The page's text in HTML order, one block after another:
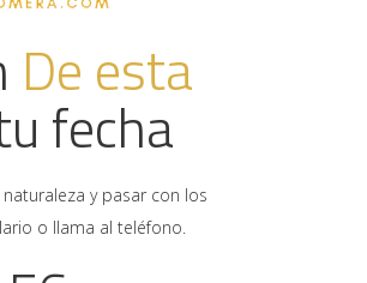
De esta
fecha
y pasar con los
o llama al teléfono.